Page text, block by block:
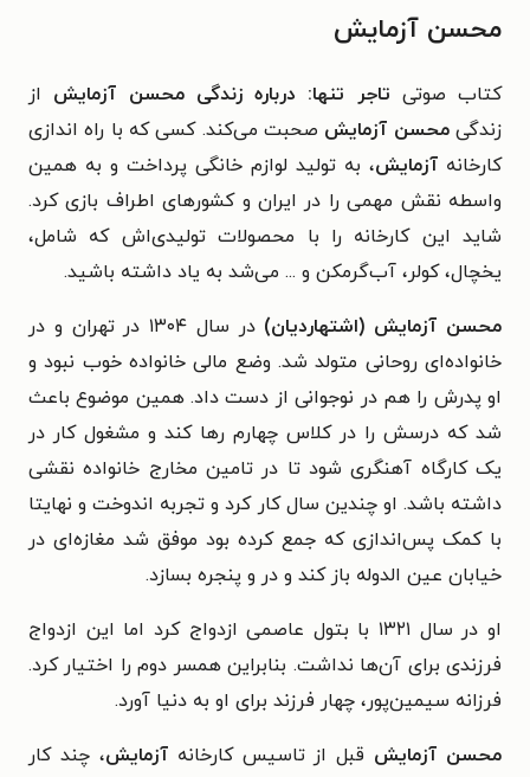
محسن آزمایش
کتاب صوتی تاجر تنها: درباره زندگی محسن آزمایش از
زندگیمحسن آزمایش صحبت می‌کند. کسی که با راه اندازی
کارخانه آزمایش، به تولید لوازم خانگی پرداخت و به همین
واسطه نقش مهمی را در ایران و کشورهای اطراف بازی کرد.
شاید این کارخانه را با محصولات تولیدی‌اش که شامل،
یخچال، کولر، آب‌گرمکن و ... می‌شد به یاد داشته باشید.
محسن آزمایش (اشتهاردیان)
در سال ۱۳۰۴ در تهران و در
خانواده‌ای روحانی متولد شد. وضع مالی خانواده خوب نبود و
او پدرش را هم در نوجوانی از دست داد. همین موضوع باعث
شد که درسش را در کلاس چهارم رها کند و مشغول کار در
یک کارگاه آهنگری شود تا در تامین مخارج خانواده نقشی
داشته باشد. او چندین سال کار کرد و تجربه اندوخت و نهایتا
با کمک پس‌اندازی که جمع کرده بود موفق شد مغازه‌ای در
خیابان عین الدوله باز کند و در و پنجره بسازد.
او در سال ۱۳۲۱ با بتول عاصمی ازدواج کرد اما این ازدواج
فرزندی برای آن‌ها نداشت. بنابراین همسر دوم را اختیار کرد.
فرزانه سیمین‌پور، چهار فرزند برای او به دنیا آورد.
محسن آزمایش قبل از تاسیس کارخانهآزمایش، چند کار